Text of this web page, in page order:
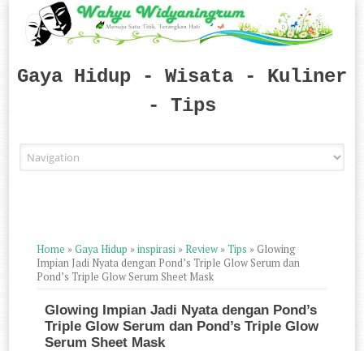
Gaya Hidup - Wisata - Kuliner
- Tips
Home »Gaya Hidup »inspirasi » Review»Tips » Glowing
Impian Jadi Nyata dengan Pond’s Triple Glow Serum dan
Pond’s Triple Glow Serum Sheet Mask
Glowing Impian Jadi Nyata dengan Pond’s
Triple Glow Serum dan Pond’s Triple Glow
Serum Sheet Mask